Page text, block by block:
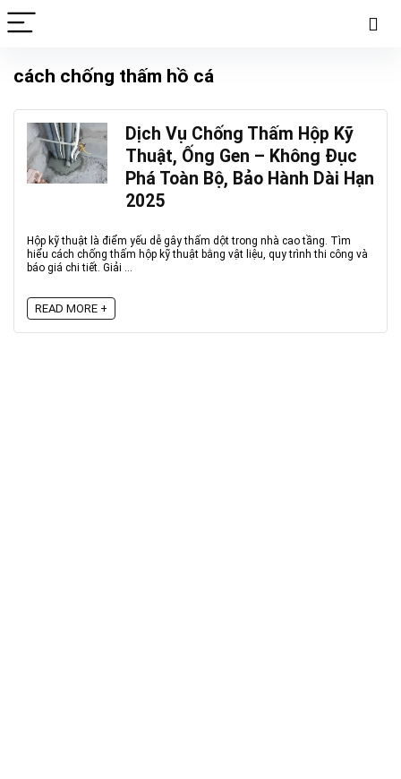
cách chống thấm hồ cá
Dịch Vụ Chống Thấm Hộp Kỹ
Thuật, Ống Gen – Không Đục
Phá Toàn Bộ, Bảo Hành Dài Hạn
2025
Hộp kỹ thuật là điểm yếu dễ gây thấm dột trong nhà cao tầng. Tìm
hiểu cách chống thấm hộp kỹ thuật bằng vật liệu, quy trình thi công và
báo giá chi tiết. Giải ...
READ MORE +